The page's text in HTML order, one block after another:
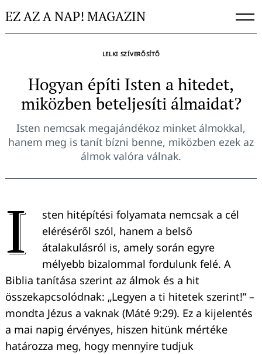
toEZ AZ A NAP! MAGAZIN
LELKI SZÍVERŐSÍTŐ
Hogyan építi Isten a hitedet,
miközben beteljesíti álmaidat?
Isten nemcsak megajándékoz minket álmokkal,
hanem meg is tanít bízni benne, miközben ezek az
álmok valóra válnak.
I
sten hitépítési folyamata nemcsak a cél
eléréséről szól, hanem a belső
átalakulásról is, amely során egyre
mélyebb bizalommal fordulunk felé. A
Biblia tanítása szerint az álmok és a hit
összekapcsolódnak: „Legyen a ti hitetek szerint!” –
mondta Jézus a vaknak (Máté 9:29). Ez a kijelentés
a mai napig érvényes, hiszen hitünk mértéke
határozza meg, hogy mennyire tudjuk